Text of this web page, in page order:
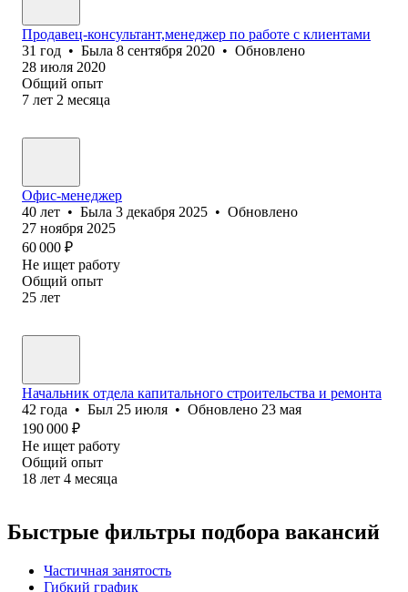
Продавец-консультант,менеджер по работе с клиентами
31 год • Была 8 сентября 2020 • Обновлено
28 июля 2020
Общий опыт
7 лет 2 месяца
Офис-менеджер
40 лет • Была 3 декабря 2025 • Обновлено
27 ноября 2025
60 000 ₽
Не ищет работу
Общий опыт
25 лет
Начальник отдела капитального строительства и ремонта
42 года • Был 25 июля • Обновлено 23 мая
190 000 ₽
Не ищет работу
Общий опыт
18 лет 4 месяца
Быстрые фильтры подбора вакансий
Частичная занятость
Гибкий график